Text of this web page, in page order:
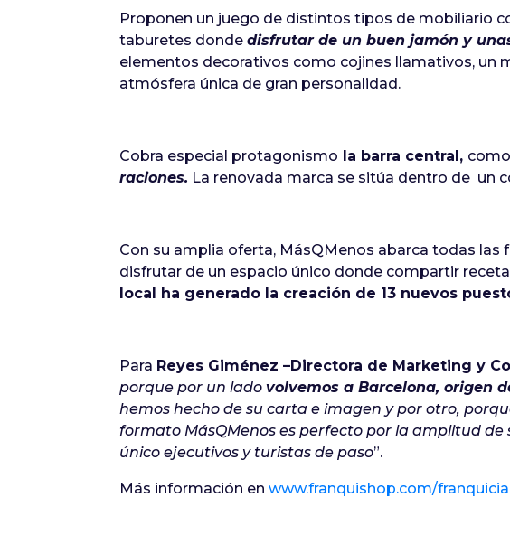
Proponen un juego de distintos tipos de mobiliario
taburetes donde disfrutar de un buen jamón y
elementos decorativos como cojines llamativos, un
atmósfera única de gran personalidad.
Cobra especial protagonismo la barra central, como
raciones. La renovada marca se sitúa dentro de un
Con su amplia oferta, MásQMenos abarca todas
disfrutar de un espacio único donde compartir
local ha generado la creación de 13 nuevos
Para Reyes Giménez –Directora de Marketing y
porque por un lado volvemos a Barcelona, origen
hemos hecho de su carta e imagen y por otro,
formato MásQMenos es perfecto por la amplitud
único ejecutivos y turistas de paso”.
Más información en www.franquishop.com/